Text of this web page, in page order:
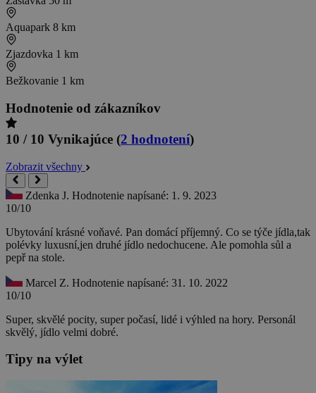
Aquapark 8 km
Zjazdovka 1 km
Bežkovanie 1 km
Hodnotenie od zákazníkov
10 / 10 Vynikajúce (2 hodnotení)
Zobrazit všechny
Zdenka J. Hodnotenie napísané: 1. 9. 2023
10/10
Ubytování krásné voňavé. Pan domácí příjemný. Co se týče jídla,tak
polévky luxusní,jen druhé jídlo nedochucene. Ale pomohla sůl a
pepř na stole.
Marcel Z. Hodnotenie napísané: 31. 10. 2022
10/10
Super, skvělé pocity, super počasí, lidé i výhled na hory. Personál
skvělý, jídlo velmi dobré.
Tipy na výlet